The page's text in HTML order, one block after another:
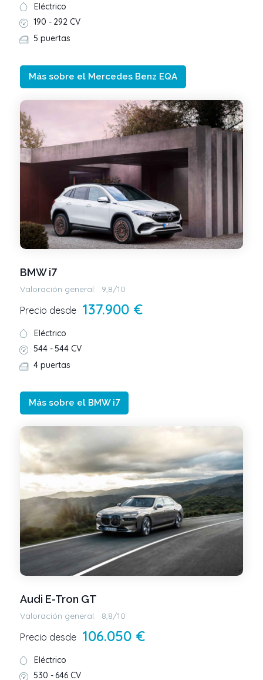
Eléctrico
190 - 292 CV
5 puertas
Más sobre el Mercedes Benz EQA
BMW i7
Valoración general: 9,8/10
Precio desde 137.900 €
Eléctrico
544 - 544 CV
4 puertas
Más sobre el BMW i7
Audi E-Tron GT
Valoración general: 8,8/10
Precio desde 106.050 €
Eléctrico
530 - 646 CV